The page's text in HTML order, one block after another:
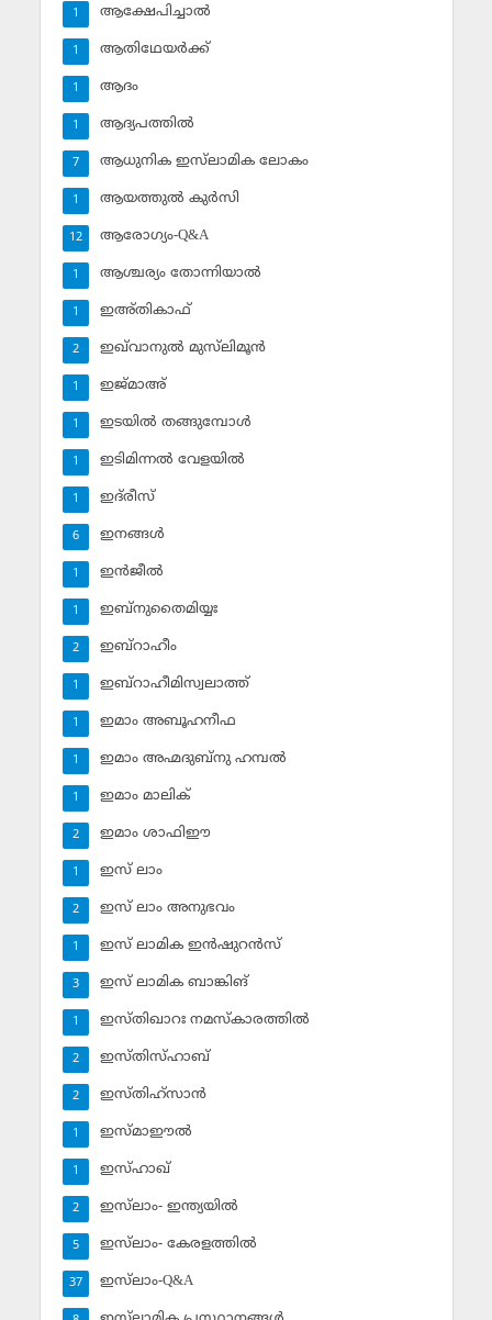
ആക്ഷേപിച്ചാല്‍
1
ആതിഥേയര്‍ക്ക്
1
ആദം
1
ആദ്യപത്തില്‍
1
ആധുനിക ഇസ്‌ലാമിക ലോകം
7
ആയത്തുല്‍ കുര്‍സി
1
ആരോഗ്യം-Q&A
12
ആശ്ചര്യം തോന്നിയാല്‍
1
ഇഅ്തികാഫ്‌
1
ഇഖ്‌വാനുല്‍ മുസ്‌ലിമൂന്‍
2
ഇജ്മാഅ്
1
ഇടയില്‍ തങ്ങുമ്പോള്‍
1
ഇടിമിന്നല്‍ വേളയില്‍
1
ഇദ്‌രീസ്‌
1
ഇനങ്ങള്‍
6
ഇന്‍ജീല്‍
1
ഇബ്‌നുതൈമിയ്യഃ
1
ഇബ്‌റാഹീം
2
ഇബ്‌റാഹീമിസ്വലാത്ത്
1
ഇമാം അബൂഹനീഫ
1
ഇമാം അഹ്മദുബ്‌നു ഹമ്പല്‍
1
ഇമാം മാലിക്
1
ഇമാം ശാഫിഈ
2
ഇസ് ലാം
1
ഇസ് ലാം അനുഭവം
2
ഇസ് ലാമിക ഇന്‍ഷുറന്‍സ്‌
1
ഇസ് ലാമിക ബാങ്കിങ്‌
3
ഇസ്തിഖാറഃ നമസ്‌കാരത്തില്‍
1
ഇസ്തിസ്ഹാബ്
2
ഇസ്തിഹ്‌സാന്‍
2
ഇസ്മാഈല്‍
1
ഇസ്ഹാഖ്‌
1
ഇസ്‌ലാം- ഇന്ത്യയില്‍
2
ഇസ്‌ലാം- കേരളത്തില്‍
5
ഇസ്‌ലാം-Q&A
37